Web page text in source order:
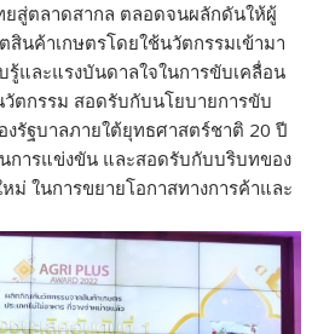
ยสู่ตลาดสากล ตลอดจนผลักดันให้ผู้
นค้าเกษตรโดยใช้นวัตกรรมเข้ามา
รู้และแรงบันดาลใจในการขับเคลื่อน
ตกรรม สอดรับกับนโยบายการขับ
รัฐบาลภายใต้ยุทธศาสตร์ชาติ 20 ปี
การแข่งขัน และสอดรับกับบริบทของ
ม่ ในการขยายโอกาสทางการค้าและ